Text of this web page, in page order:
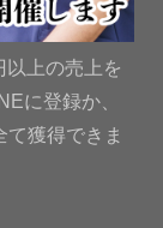
上の売上を
に登録か、
獲得できま